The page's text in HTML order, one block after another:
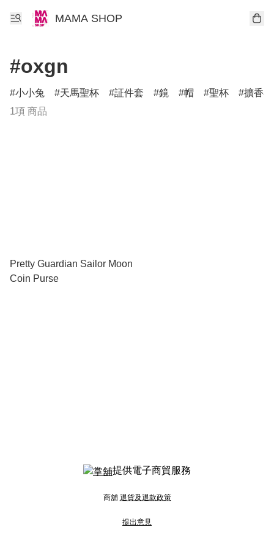
MAMA SHOP
#oxgn
小小兔 天馬聖杯 証件套 鏡 帽 聖杯
擴香石
1項 商品
Pretty Guardian Sailor Moon
Coin Purse
提供電子商貿服務
商舖 退貨及退款政策
提出意見